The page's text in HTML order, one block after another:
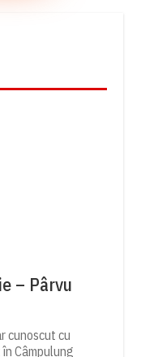
– Pârvu
cunoscut cu
Câmpulung